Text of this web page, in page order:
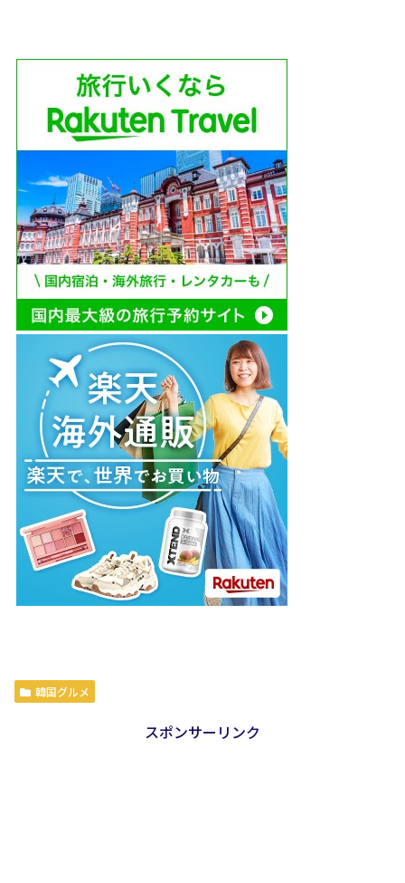
韓国グルメ
スポンサーリンク